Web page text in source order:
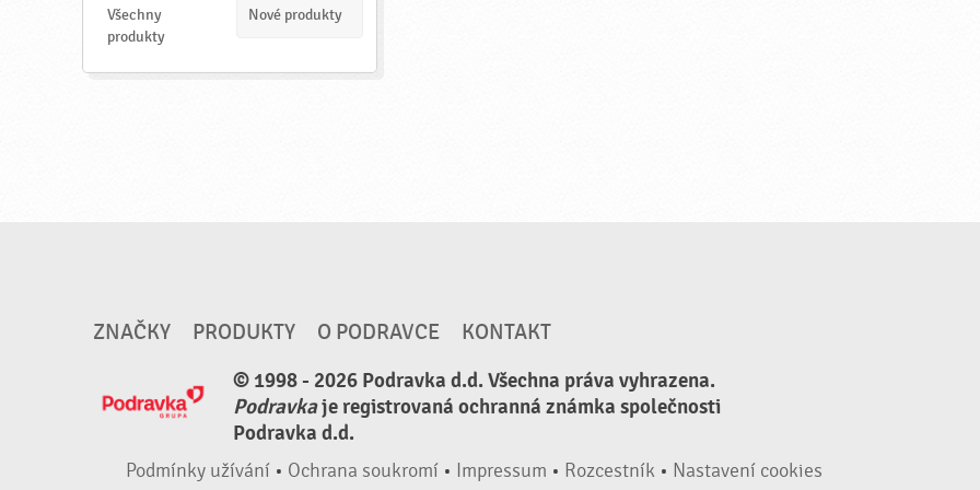
a
Všechny
produkty
Nové produkty
ZNAČKY PRODUKTY O PODRAVCE
KONTAKT
© 1998 - 2026 Podravka d.d. Všechna práva vyhrazena.
Podravkaje registrovaná ochranná známka společnosti
Podravka d.d.
Podmínky užívání • Ochrana soukromí • Impressum • Rozcestník• Nastavení cookies